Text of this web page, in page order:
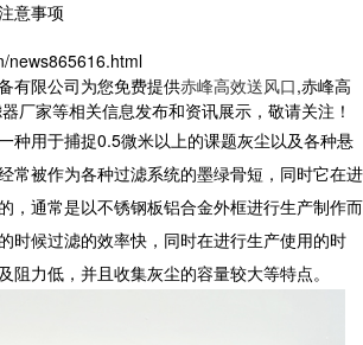
意事项
news865616.html
有限公司为您免费提供赤峰高效送风口,赤峰高
厂家等相关信息发布和资讯展示，敬请关注！
种用于捕捉0.5微米以上的课题灰尘以及各种悬
常被作为各种过滤系统的墨绿骨短，同时它在进
，通常是以不锈钢板铝合金外框进行生产制作而
时候过滤的效率快，同时在进行生产使用的时
阻力低，并且收集灰尘的容量较大等特点。